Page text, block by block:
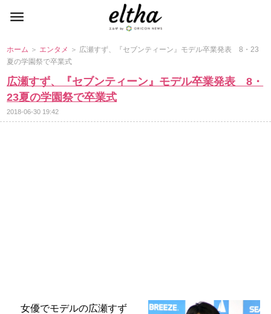
ホーム ＞ エンタメ ＞ 広瀬すず、『セブンティーン』モデル卒業発表 8・23
夏の学園祭で卒業式
広瀬すず、『セブンティーン』モデル卒業発表 8・
23夏の学園祭で卒業式
2018-06-30 19:42
女優でモデルの広瀬すず